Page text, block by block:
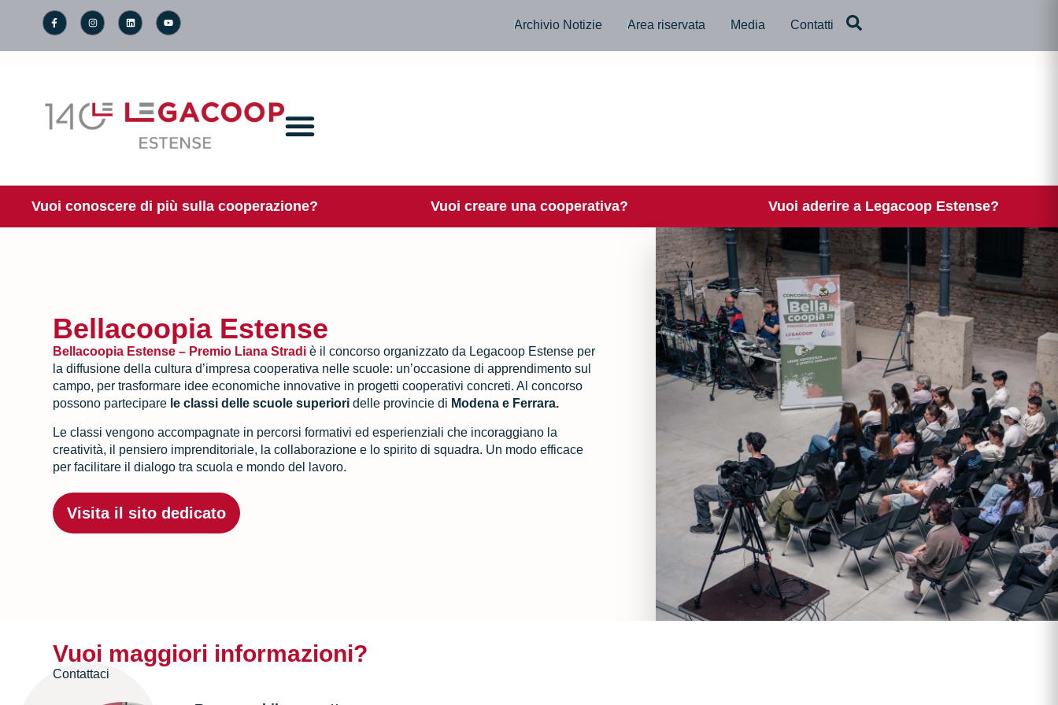
Archivio Notizie Area riservata Media Contatti
Vuoi conoscere di più sulla cooperazione? Vuoi creare una cooperativa? Vuoi aderire a Legacoop Estense?
Bellacoopia Estense
Bellacoopia Estense – Premio Liana Stradi è il concorso organizzato da Legacoop Estense per
la diffusione della cultura d’impresa cooperativa nelle scuole: un’occasione di apprendimento sul
campo, per trasformare idee economiche innovative in progetti cooperativi concreti. Al concorso
possono partecipare le classi delle scuole superioridelle provincie di Modena e Ferrara.
Le classi vengono accompagnate in percorsi formativi ed esperienziali che incoraggiano la
creatività, il pensiero imprenditoriale, la collaborazione e lo spirito di squadra. Un modo efficace
per facilitare il dialogo tra scuola e mondo del lavoro.
Visita il sito dedicato
Vuoi maggiori informazioni?
Contattaci